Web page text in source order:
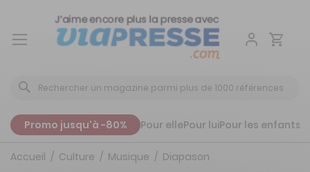
Aller
Promo jusqu'à -80% Pour ellePour luiPour les enfants
Accueil Culture Musique Diapason